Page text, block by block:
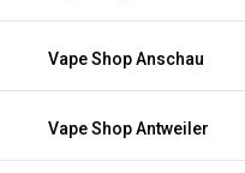
Vape Shop Anschau
Vape Shop Antweiler